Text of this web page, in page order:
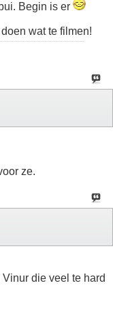
Begin is er
wat te filmen!
ze.
die veel te hard